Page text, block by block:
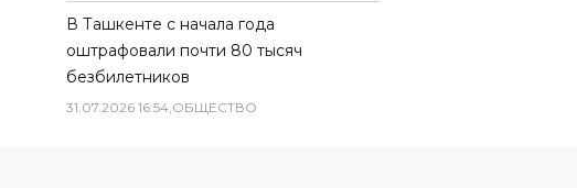
В Ташкенте с начала года
оштрафовали почти 80 тысяч
безбилетников
31.07.2026 16:54,ОБЩЕСТВО